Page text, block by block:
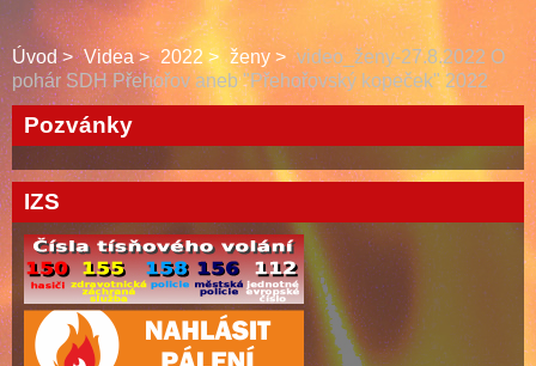
Úvod Videa 2022 ženy
video_ženy-27.8.2022 O
pohár SDH Přehořov aneb "Přehořovský kopeček" 2022
Pozvánky
IZS